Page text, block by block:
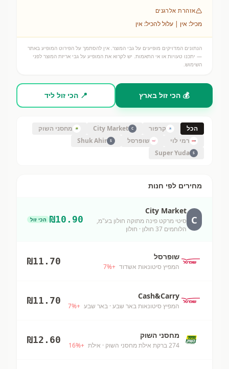
אזהרת אלרגנים
מכיל: אין | עלול להכיל: אין
הנתונים המדויקים מופיעים על גבי המוצר. אין להסתמך על הפירוט המופיע באתר
— יתכנו טעויות או אי התאמות. יש לקרוא את המופיע על גבי אריזת המוצר לפני
השימוש.
💰 הכי זול בארץ 📍 הכי זול ליד
הכל קרפור C
City Market
מחסני השוק
רמי לוי
שופרסל S
Shuk Ahir
S
Super Yuda
מחירים לפי חנות
C
City Market
סיטי מרקט פינה מתוקה חולון בע"מ,
הלוחמים 37 חולון
· חולון
₪10.90 הכי זול
שופרסל
המפיץ סיטונאות אשדוד +
7%
₪11.70
Cash&Carry
המפיץ סיטונאות באר שבע · באר שבע +
7%
₪11.70
מחסני השוק
274 ברקת אילת מחסני השוק · אילת +
16%
₪12.60